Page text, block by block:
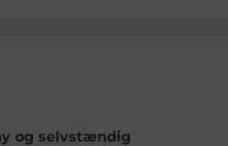
og selvstændig